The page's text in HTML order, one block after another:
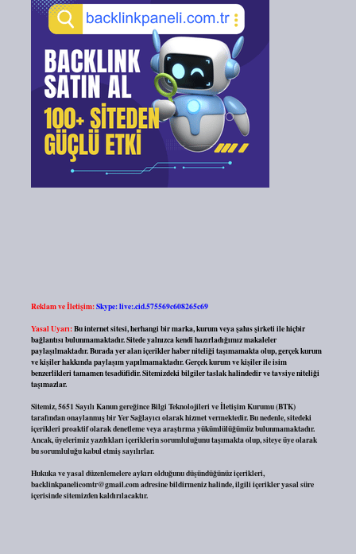
Reklam ve İletişim:Skype: live:.cid.575569c608265c69
Yasal Uyarı:Bu internet sitesi, herhangi bir marka, kurum veya şahıs şirketi ile hiçbir
bağlantısı bulunmamaktadır. Sitede yalnızca kendi hazırladığımız makaleler
paylaşılmaktadır. Burada yer alan içerikler haber niteliği taşımamakta olup, gerçek kurum
ve kişiler hakkında paylaşım yapılmamaktadır. Gerçek kurum ve kişiler ile isim
benzerlikleri tamamen tesadüfidir. Sitemizdeki bilgiler taslak halindedir ve tavsiye niteliği
taşımazlar.
Sitemiz, 5651 Sayılı Kanun gereğince Bilgi Teknolojileri ve İletişim Kurumu (BTK)
tarafından onaylanmış bir Yer Sağlayıcı olarak hizmet vermektedir. Bu nedenle, sitedeki
içerikleri proaktif olarak denetleme veya araştırma yükümlülüğümüz bulunmamaktadır.
Ancak, üyelerimiz yazdıkları içeriklerin sorumluluğunu taşımakta olup, siteye üye olarak
bu sorumluluğu kabul etmiş sayılırlar.
Hukuka ve yasal düzenlemelere aykırı olduğunu düşündüğünüz içerikleri,
backlinkpanelicomtr@gmail.comadresine bildirmeniz halinde, ilgili içerikler yasal süre
içerisinde sitemizden kaldırılacaktır.